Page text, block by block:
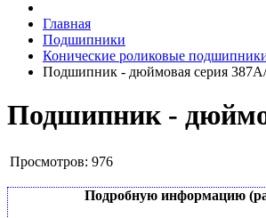
Фрязино, Антал+, плюс,
техника, сварочные аппараты, NIS,
NTN, SKF, купить, заказать
Главная
Подшипники
Конические роликовые
Подшипник - дюймовая серия
Подшипник -
Просмотров: 976
Подробную информацию